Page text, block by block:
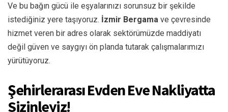
Ve bu bağın gücü ile eşyalarınızı sorunsuz bir şekilde
istediğiniz yere taşıyoruz. İzmir Bergama ve çevresinde
hizmet veren bir adres olarak sektörümüzde maddiyatı
değil güven ve saygıyı ön planda tutarak çalışmalarımızı
yürütüyoruz.
Şehirlerarası Evden Eve Nakliyatta
Sizinleyiz!